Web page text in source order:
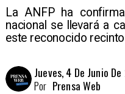
La ANFP ha
nacional se llevará a
este reconocido
Jueves, 4 De Junio
Prensa Web
Por